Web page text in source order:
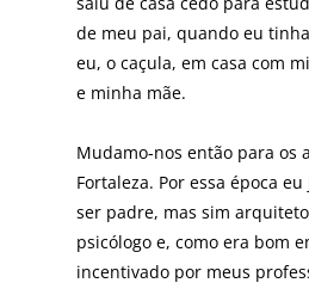
de meu pai, quando eu
eu, o caçula, em casa com
e minha mãe.
Mudamo-nos então para os
Fortaleza. Por essa época
ser padre, mas sim
psicólogo e, como era bom
incentivado por meus